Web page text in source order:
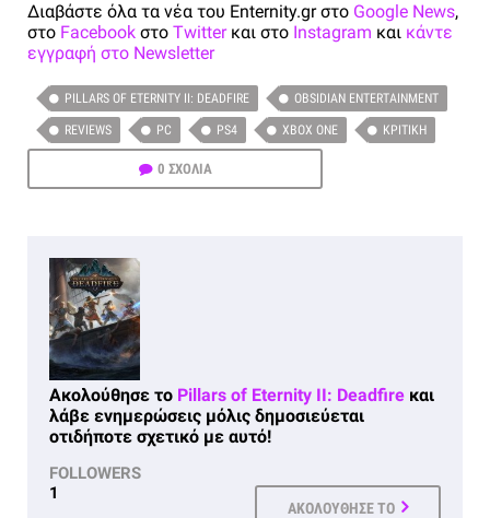
Διαβάστε όλα τα νέα του Enternity.gr στο Google News,
στο Facebook στο Twitterκαι στο Instagram και κάντε
εγγραφή στο Newsletter
PILLARS OF ETERNITY II: DEADFIRE OBSIDIAN ENTERTAINMENT
REVIEWS PC PS4 XBOX ONE ΚΡΙΤΙΚΉ
0 ΣΧΟΛΙΑ
Ακολούθησε το Pillars of Eternity II: Deadfire και
λάβε ενημερώσεις μόλις δημοσιεύεται
οτιδήποτε σχετικό με αυτό!
FOLLOWERS
1
ΑΚΟΛΟΥΘΗΣΕ ΤΟ